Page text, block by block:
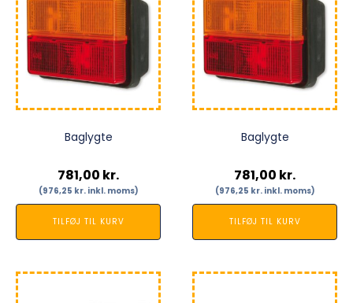
Baglygte
781,00 kr.
(976,25 kr.inkl. moms)
TILFØJ TIL KURV
Baglygte
781,00 kr.
(976,25 kr.inkl. moms)
TILFØJ TIL KURV